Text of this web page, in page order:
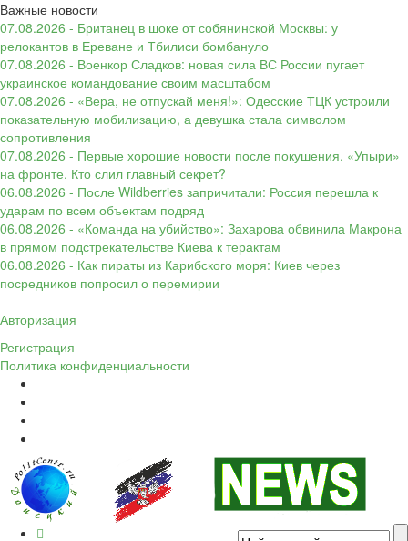
Важные новости
07.08.2026 - Британец в шоке от собянинской Москвы: у
релокантов в Ереване и Тбилиси бомбануло
07.08.2026 - Военкор Сладков: новая сила ВС России пугает
украинское командование своим масштабом
07.08.2026 - «Вера, не отпускай меня!»: Одесские ТЦК устроили
показательную мобилизацию, а девушка стала символом
сопротивления
07.08.2026 - Первые хорошие новости после покушения. «Упыри»
на фронте. Кто слил главный секрет?
06.08.2026 - После Wildberries запричитали: Россия перешла к
ударам по всем объектам подряд
06.08.2026 - «Команда на убийство»: Захарова обвинила Макрона
в прямом подстрекательстве Киева к терактам
06.08.2026 - Как пираты из Карибского моря: Киев через
посредников попросил о перемирии
Авторизация
Регистрация
Политика конфиденциальности